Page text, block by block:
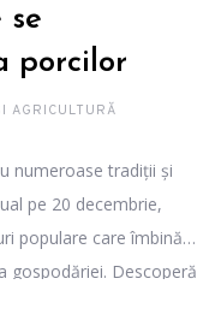
se
porcilor
AGRICULTURĂ
numeroase tradiţii şi
pe 20 decembrie,
populare care îmbină
gospodăriei. Descoperă
despre acest subiect,